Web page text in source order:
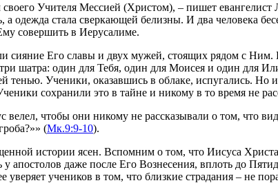
Учителя Мессией (Христом), – пишет
одежда стала сверкающей белизны. И два человека
совершить в Иерусалиме.
сияние Его славы и двух мужей, стоящих рядом с Ним.
шатра: один для Тебя, один для Моисея и один для
тенью. Ученики, оказавшись в облаке, испугались. Но
сохранили это в тайне и никому в то время не
чтобы они никому не рассказывали о том, что
(Мк.9:9-10).
истории ясен. Вспомним о том, что Иисуса
даже после Его Вознесения, вплоть до
учеников в том, что близкие страдания – не